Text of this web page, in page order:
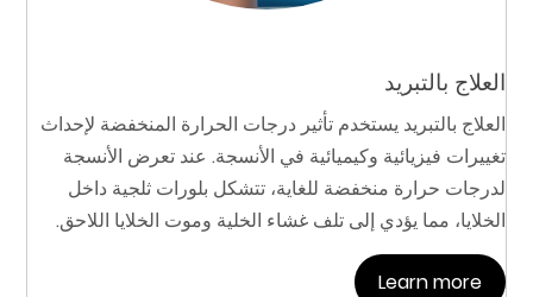
العلاج بالتبريد
العلاج بالتبريد يستخدم تأثير درجات الحرارة المنخفضة لإحداث
تغييرات فيزيائية وكيميائية في الأنسجة. عند تعرض الأنسجة
لدرجات حرارة منخفضة للغاية، تتشكل بلورات ثلجية داخل
الخلايا، مما يؤدي إلى تلف غشاء الخلية وموت الخلايا اللاحق.
Learn more